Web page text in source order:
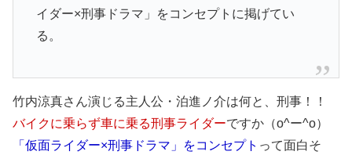
イダー×刑事ドラマ」をコンセプトに掲げてい
る。
竹内涼真さん演じる主人公・泊進ノ介は何と、刑事！！
バイクに乗らず車に乗る刑事ライダーですか（o^ー^o）
「仮面ライダー×刑事ドラマ」をコンセプト って面白そ